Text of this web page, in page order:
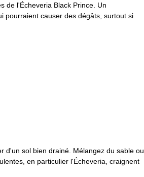
de l'Écheveria Black Prince. Un
pourraient causer des dégâts, surtout si
d'un sol bien drainé. Mélangez du sable ou
en particulier l'Écheveria, craignent